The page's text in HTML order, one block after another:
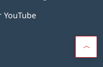
YouTube